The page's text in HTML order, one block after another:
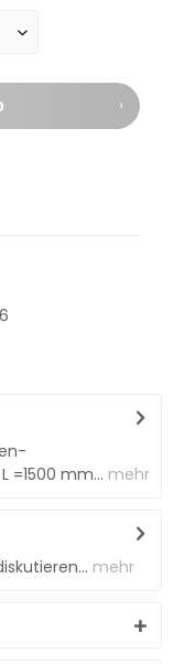
=1500 mm... mehr
mehr